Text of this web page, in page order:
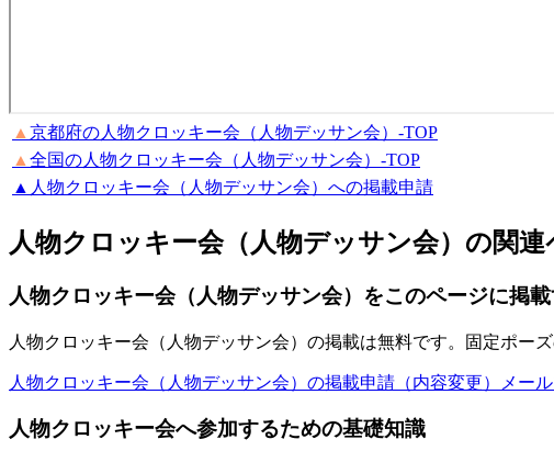
▲ 京都府の人物クロッキー会（人物デッサン会）-TOP
▲ 全国の人物クロッキー会（人物デッサン会）-TOP
▲人物クロッキー会（人物デッサン会）への掲載申請
人物クロッキー会（人物デッサン会）の関連
人物クロッキー会（人物デッサン会）をこのページに掲
人物クロッキー会（人物デッサン会）の掲載は無料です。固定ポー
人物クロッキー会（人物デッサン会）の掲載申請（内容変更）メー
人物クロッキー会へ参加するための基礎知識